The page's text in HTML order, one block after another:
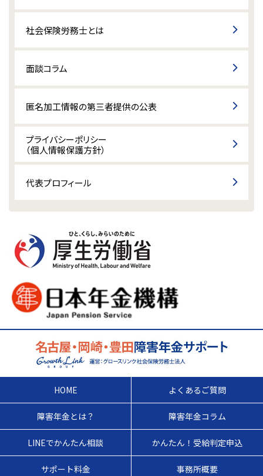
社会保険労務士とは
面談コラム
匿名加工情報の第三者提供の公表
プライバシーポリシー
（個人情報保護方針）
代表プロフィール
HOME よくあるご質問
障害年金とは？ 障害年金コラム
LINEでかんたん相談 かんたん！受給判定申込
サポート料金 事務所概要